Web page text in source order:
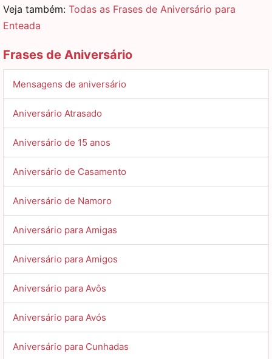
Veja também: Todas as Frases de Aniversário para
Enteada
Frases de Aniversário
Mensagens de aniversário
Aniversário Atrasado
Aniversário de 15 anos
Aniversário de Casamento
Aniversário de Namoro
Aniversário para Amigas
Aniversário para Amigos
Aniversário para Avôs
Aniversário para Avós
Aniversário para Cunhadas